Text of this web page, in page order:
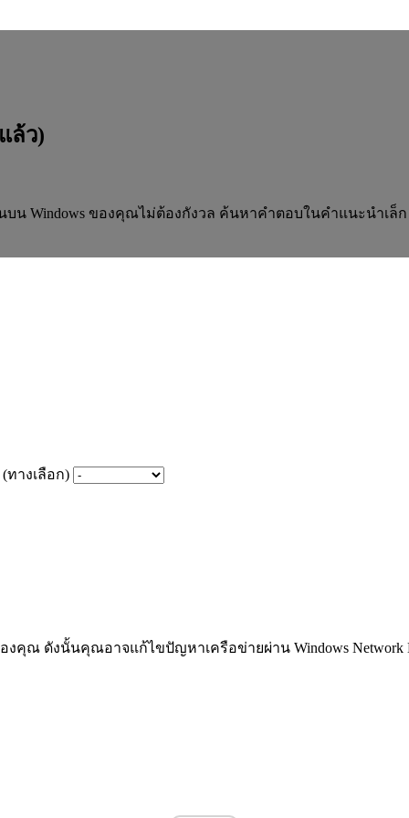
ล้ว)
Windows ของคุณไม่ต้องกังวล ค้นหาคำตอบในคำแนะนำเล็
ทางเลือก)
งคุณ ดังนั้นคุณอาจแก้ไขปัญหาเครือข่ายผ่าน Windows